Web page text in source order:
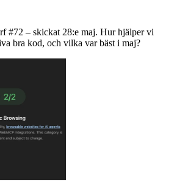
#72 – skickat 28:e maj. Hur hjälper vi
bra kod, och vilka var bäst i maj?